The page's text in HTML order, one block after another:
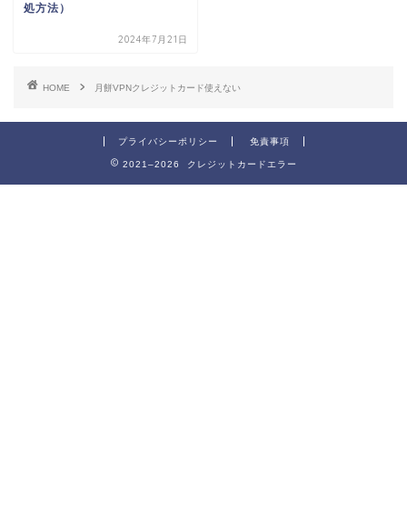
処方法）
2024年7月21日
HOME 月餅VPNクレジットカード使えない
プライバシーポリシー 免責事項
2021–2026 クレジットカードエラー